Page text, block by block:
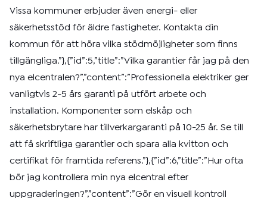
Vissa kommuner erbjuder även energi- eller
säkerhetsstöd för äldre fastigheter. Kontakta din
kommun för att höra vilka stödmöjligheter som finns
tillgängliga.”},{”id”:5,”title”:”Vilka garantier får jag på den
nya elcentralen?”,”content”:”Professionella elektriker ger
vanligtvis 2-5 års garanti på utfört arbete och
installation. Komponenter som elskåp och
säkerhetsbrytare har tillverkargaranti på 10-25 år. Se till
att få skriftliga garantier och spara alla kvitton och
certifikat för framtida referens.”},{”id”:6,”title”:”Hur ofta
bör jag kontrollera min nya elcentral efter
uppgraderingen?”,”content”:”Gör en visuell kontroll